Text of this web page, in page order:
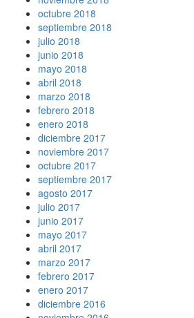
octubre 2018
septiembre 2018
julio 2018
junio 2018
mayo 2018
abril 2018
marzo 2018
febrero 2018
enero 2018
diciembre 2017
noviembre 2017
octubre 2017
septiembre 2017
agosto 2017
julio 2017
junio 2017
mayo 2017
abril 2017
marzo 2017
febrero 2017
enero 2017
diciembre 2016